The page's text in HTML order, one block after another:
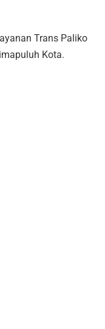
Trans Paliko
Kota.